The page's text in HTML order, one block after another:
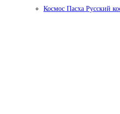
Космос Пасха Русский